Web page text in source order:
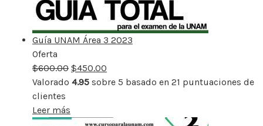
Guía UNAM Área 3 2023
Oferta
rebajado
$600.00 $450.00
Valorado 4.95 sobre 5 basado en 21 puntuaciones de
clientes
Leer más